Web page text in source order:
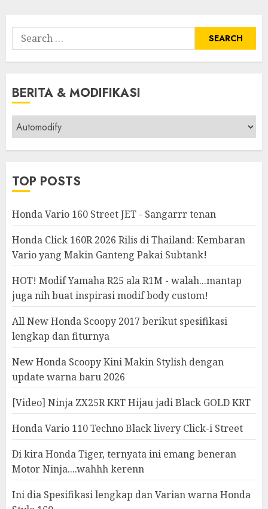
Search
for:
BERITA & MODIFIKASI
Berita
&
Modifikasi
TOP POSTS
Honda Vario 160 Street JET - Sangarrr tenan
Honda Click 160R 2026 Rilis di Thailand: Kembaran
Vario yang Makin Ganteng Pakai Subtank!
HOT! Modif Yamaha R25 ala R1M - walah...mantap
juga nih buat inspirasi modif body custom!
All New Honda Scoopy 2017 berikut spesifikasi
lengkap dan fiturnya
New Honda Scoopy Kini Makin Stylish dengan
update warna baru 2026
[Video] Ninja ZX25R KRT Hijau jadi Black GOLD KRT
Honda Vario 110 Techno Black livery Click-i Street
Di kira Honda Tiger, ternyata ini emang beneran
Motor Ninja....wahhh kerenn
Ini dia Spesifikasi lengkap dan Varian warna Honda